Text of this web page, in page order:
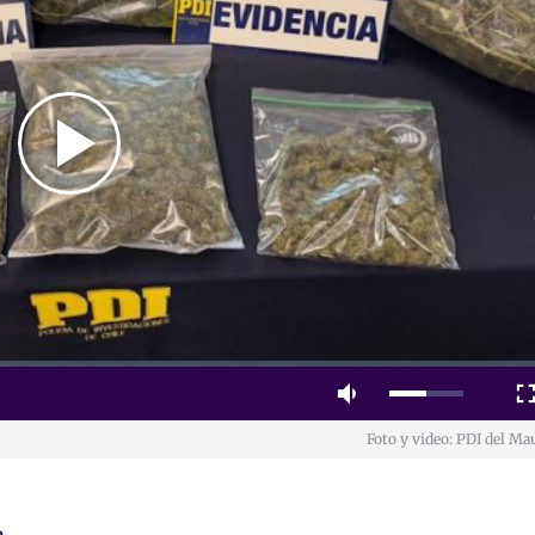
Play
Video
Mute
Foto y video: PDI del